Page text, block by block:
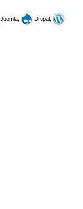
Joomla,
Drupal,